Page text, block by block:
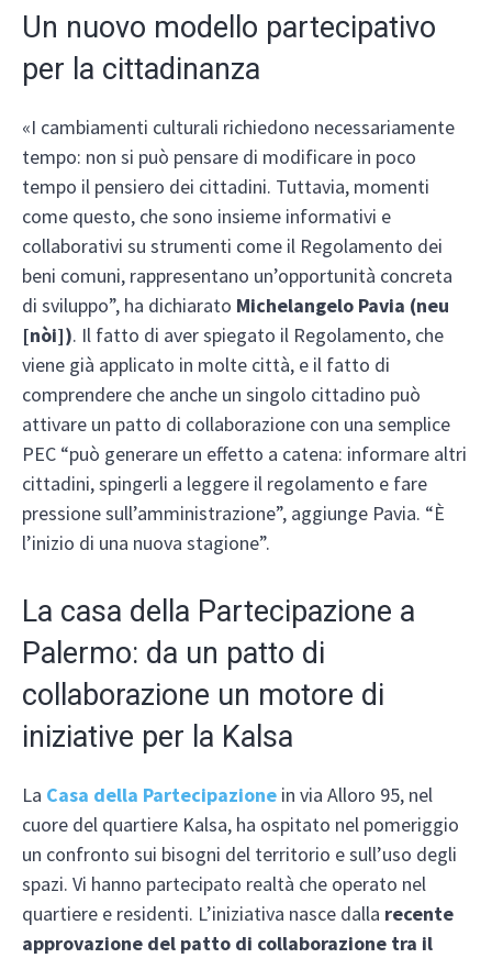
Un nuovo modello partecipativo
per la cittadinanza
«I cambiamenti culturali richiedono necessariamente
tempo: non si può pensare di modificare in poco
tempo il pensiero dei cittadini. Tuttavia, momenti
come questo, che sono insieme informativi e
collaborativi su strumenti come il Regolamento dei
beni comuni, rappresentano un’opportunità concreta
di sviluppo”, ha dichiarato Michelangelo Pavia (neu
[nòi]). Il fatto di aver spiegato il Regolamento, che
viene già applicato in molte città, e il fatto di
comprendere che anche un singolo cittadino può
attivare un patto di collaborazione con una semplice
PEC “può generare un effetto a catena: informare altri
cittadini, spingerli a leggere il regolamento e fare
pressione sull’amministrazione”, aggiunge Pavia. “È
l’inizio di una nuova stagione”.
La casa della Partecipazione a
Palermo: da un patto di
collaborazione un motore di
iniziative per la Kalsa
La Casa della Partecipazione in via Alloro 95, nel
cuore del quartiere Kalsa, ha ospitato nel pomeriggio
un confronto sui bisogni del territorio e sull’uso degli
spazi. Vi hanno partecipato realtà che operato nel
quartiere e residenti. L’iniziativa nasce dalla recente
approvazione del patto di collaborazione tra il